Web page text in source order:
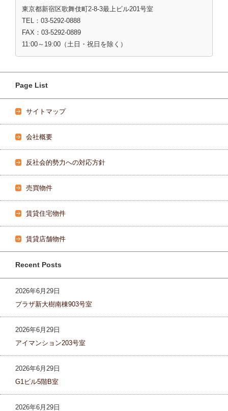
東京都新宿区歌舞伎町2-8-3最上ビル201号室
TEL：03-5292-0888
FAX：03-5292-0889
11:00～19:00（土日・祝日を除く）
Page List
サイトマップ
会社概要
反社会的勢力への対応方針
売買物件
賃貸住宅物件
賃貸店舗物件
Recent Posts
2026年6月29日
プラザ新大樹南棟903号室
2026年6月29日
アイマンション203号室
2026年6月29日
G1ビル5階B室
2026年6月29日